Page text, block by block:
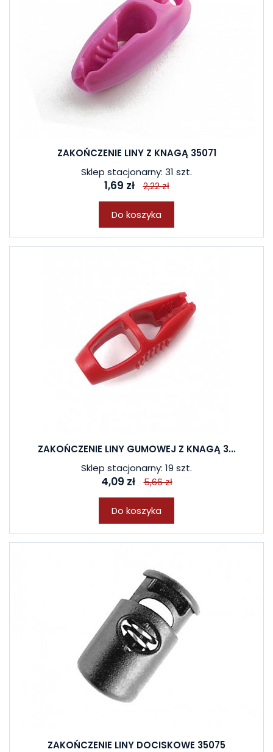
ZAKOŃCZENIE LINY Z KNAGĄ 35071
Sklep stacjonarny: 31 szt.
1,69 zł 2,22 zł
Do koszyka
ZAKOŃCZENIE LINY GUMOWEJ Z KNAGĄ 3...
Sklep stacjonarny: 19 szt.
4,09 zł 5,66 zł
Do koszyka
ZAKOŃCZENIE LINY DOCISKOWE 35075